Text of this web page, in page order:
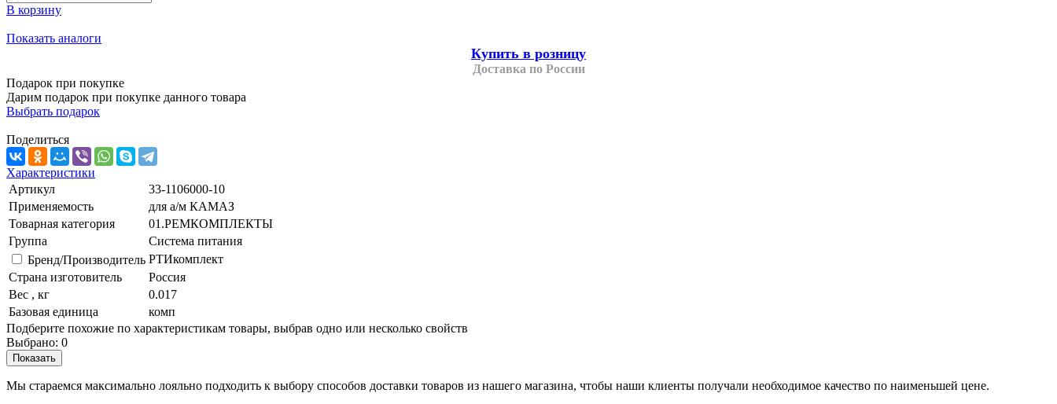
В корзину
Показать аналоги
Купить в розницу
Доставка по России
Подарок при покупке
Дарим подарок при покупке данного товара
Выбрать подарок
Поделиться
Характеристики
Артикул
33-1106000-10
Применяемость
для а/м КАМАЗ
Товарная категория
01.РЕМКОМПЛЕКТЫ
Группа
Система питания
Бренд/Производитель РТИкомплект
Страна изготовитель
Россия
Вес , кг
0.017
Базовая единица
комп
Подберите похожие по характеристикам товары, выбрав одно или несколько свойств
Выбрано: 0
Показать
Мы стараемся максимально лояльно подходить к выбору способов доставки товаров из нашего магазина, чтобы наши клиенты получали необходимое качество по наименьшей цене.